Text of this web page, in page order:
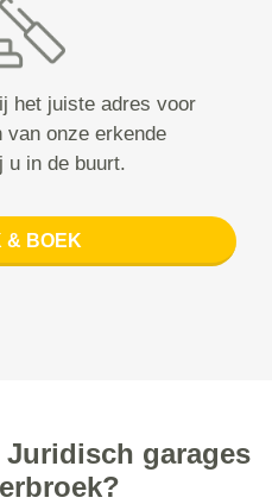
het juiste adres voor
van onze erkende
u in de buurt.
& BOEK
Juridisch garages